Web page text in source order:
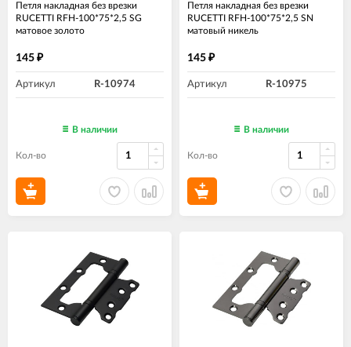
Петля накладная без врезки
RUCETTI RFH-100*75*2,5 SG
матовое золото
145 ₽
Артикул R-10974
В наличии
Кол-во
Петля накладная без врезки
RUCETTI RFH-100*75*2,5 SN
матовый никель
145 ₽
Артикул R-10975
В наличии
Кол-во